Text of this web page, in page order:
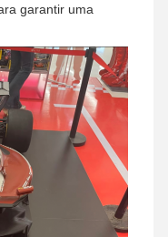
garantir uma